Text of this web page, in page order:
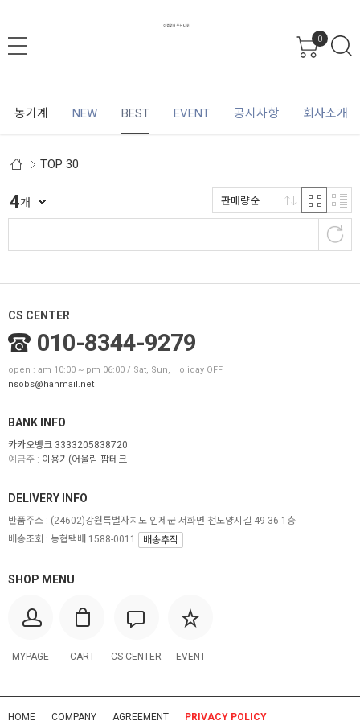
0
농기계 NEW BEST EVENT 공지사항 회사소개
TOP 30
4개 판매량순
CS CENTER
010-8344-9279
open : am 10:00 ~ pm 06:00 / Sat, Sun, Holiday OFF
nsobs@hanmail.net
BANK INFO
카카오뱅크 3333205838720
예금주 : 이용기(어울림 팜테크
SHOP MENU
MYPAGE CART CS CENTER EVENT
DELIVERY INFO
반품주소 : (24602)강원특별자치도 인제군 서화면 천도양지길 49-36 1층
배송조회 : 농협택배 1588-0011
배송추적
HOME COMPANY AGREEMENT PRIVACY POLICY